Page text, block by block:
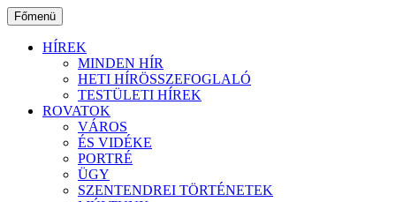
Ugrás
a
tartalomhoz
Főmenü
HÍREK
MINDEN HÍR
HETI HÍRÖSSZEFOGLALÓ
TESTÜLETI HÍREK
ROVATOK
VÁROS
ÉS VIDÉKE
PORTRÉ
ÜGY
SZENTENDREI TÖRTÉNETEK